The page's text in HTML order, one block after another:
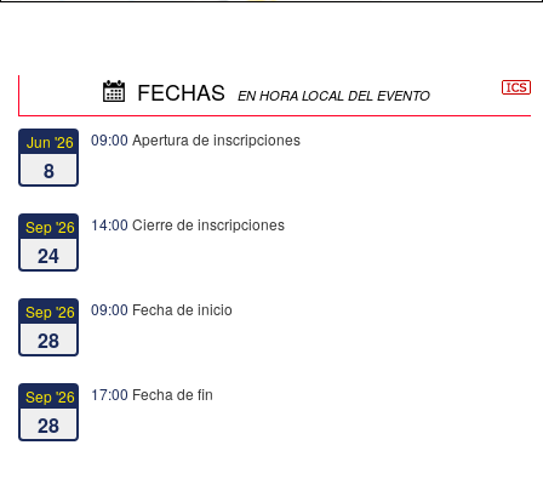
FECHAS EN HORA LOCAL DEL EVENTO
Jun '26
8
09:00 Apertura de inscripciones
Sep '26
24
14:00 Cierre de inscripciones
Sep '26
28
09:00 Fecha de inicio
Sep '26
28
17:00 Fecha de fin